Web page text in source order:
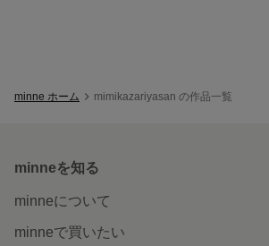
minne ホーム mimikazariyasan の作品一覧
minneを知る
minneについて
minneで買いたい